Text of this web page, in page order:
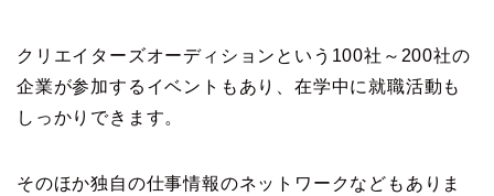
クリエイターズオーディションという100社～200社の
企業が参加するイベントもあり、在学中に就職活動も
しっかりできます。
そのほか独自の仕事情報のネットワークなどもありま